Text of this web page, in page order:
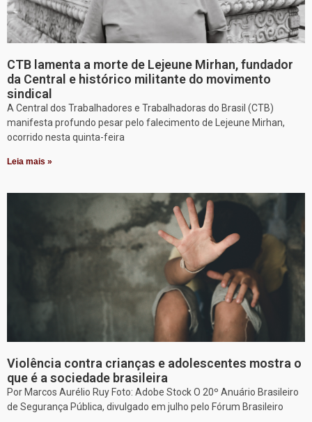
CTB lamenta a morte de Lejeune Mirhan, fundador
da Central e histórico militante do movimento
sindical
A Central dos Trabalhadores e Trabalhadoras do Brasil (CTB)
manifesta profundo pesar pelo falecimento de Lejeune Mirhan,
ocorrido nesta quinta-feira
Leia mais »
Violência contra crianças e adolescentes mostra o
que é a sociedade brasileira
Por Marcos Aurélio Ruy Foto: Adobe Stock O 20º Anuário Brasileiro
de Segurança Pública, divulgado em julho pelo Fórum Brasileiro